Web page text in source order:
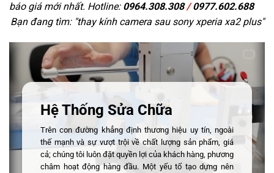
báo giá mới nhất. Hotline: 0964.308.308/0977.602.688
Bạn đang tìm: "thay kính camera sau sony xperia xa2 plus"
Hệ Thống Sửa Chữa
Trên con đường khẳng định thương hiệu uy tín, ngoài
thế mạnh và sự vượt trội về chất lượng sản phẩm, giá
cả; chúng tôi luôn đặt quyền lợi của khách hàng, phương
châm hoạt động hàng đầu. Một yếu tố tạo dựng nên